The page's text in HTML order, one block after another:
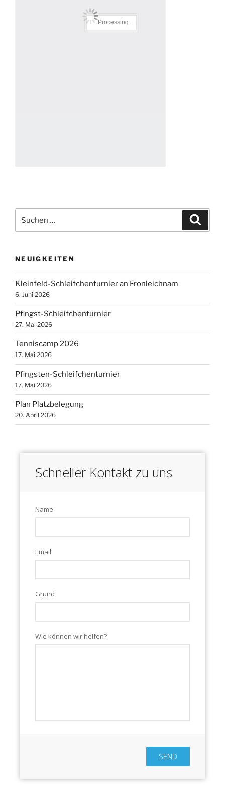
nach:
NEUIGKEITEN
Kleinfeld-Schleifchenturnier an Fronleichnam
6. Juni 2026
Pfingst-Schleifchenturnier
27. Mai 2026
Tenniscamp 2026
17. Mai 2026
Pfingsten-Schleifchenturnier
17. Mai 2026
Plan Platzbelegung
20. April 2026
Schneller Kontakt zu uns
Name
Email
Grund
Wie können wir helfen?
SEND